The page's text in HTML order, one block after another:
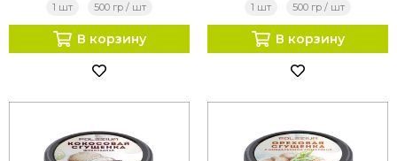
1 шт 500 гр / шт
В корзину
1 шт 500 гр / шт
В корзину